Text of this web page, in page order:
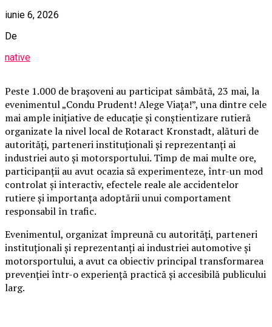
iunie 6, 2026
De
native
Peste 1.000 de brașoveni au participat sâmbătă, 23 mai, la
evenimentul „Condu Prudent! Alege Viața!”, una dintre cele
mai ample inițiative de educație și conștientizare rutieră
organizate la nivel local de Rotaract Kronstadt, alături de
autorități, parteneri instituționali și reprezentanți ai
industriei auto și motorsportului. Timp de mai multe ore,
participanții au avut ocazia să experimenteze, într-un mod
controlat și interactiv, efectele reale ale accidentelor
rutiere și importanța adoptării unui comportament
responsabil în trafic.
Evenimentul, organizat împreună cu autorități, parteneri
instituționali și reprezentanți ai industriei automotive și
motorsportului, a avut ca obiectiv principal transformarea
prevenției într-o experiență practică și accesibilă publicului
larg.